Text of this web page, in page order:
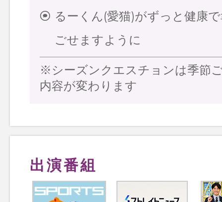
るーくん(愛猫)がずっと健康
ごせますように
※シーズンクエスチョンは季節
内容が変わります
出演番組